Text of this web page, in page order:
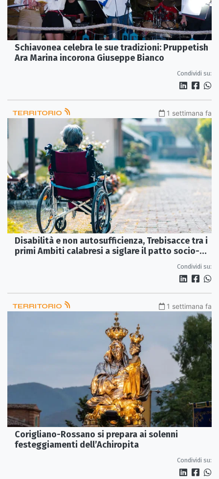
Schiavonea celebra le sue tradizioni: Pruppetish
Ara Marina incorona Giuseppe Bianco
Condividi su:
TERRITORIO 1 settimana fa
Disabilità e non autosufficienza, Trebisacce tra i
primi Ambiti calabresi a siglare il patto socio-
Condividi su:
TERRITORIO 1 settimana fa
Corigliano-Rossano si prepara ai solenni
festeggiamenti dell’Achiropita
Condividi su: